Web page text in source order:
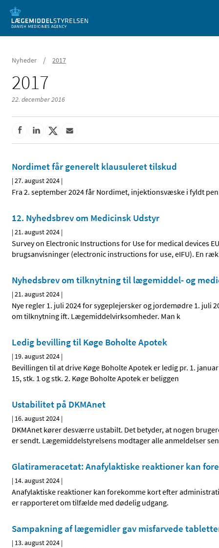
Mobil visning
Nyheder / 2017
2017
22. december 2016
Nordimet får generelt klausuleret tilskud
|27. august 2024 |
Fra 2. september 2024 får Nordimet, injektionsvæske i fyldt
12. Nyhedsbrev om Medicinsk Udstyr
|21. august 2024 |
Survey on Electronic Instructions for Use for medical devices
brugsanvisninger (electronic instructions for use, eIFU). En
Nyhedsbrev om tilknytning til lægemiddel- og
|21. august 2024 |
Nye regler 1. juli 2024 for sygeplejersker og jordemødre 1.
om tilknytning ift. Lægemiddelvirksomheder. Man k
Ledig bevilling til Køge Boholte Apotek
| 19. august 2024 |
Bevillingen til at drive Køge Boholte Apotek er ledig pr. 1.
15, stk. 1 og stk. 2. Køge Boholte Apotek er beliggen
Ustabilitet på DKMAnet
| 16. august 2024 |
DKMAnet kører desværre ustabilt. Det betyder, at nogen
er sendt. Lægemiddelstyrelsens modtager alle anmeldelser
Glatirameracetat: Anafylaktiske reaktioner kan
| 14. august 2024 |
Anafylaktiske reaktioner kan forekomme kort efter
er rapporteret om tilfælde med dødelig udgang.
Sampakning af lægemidler gav misfarvede
| 13. august 2024 |